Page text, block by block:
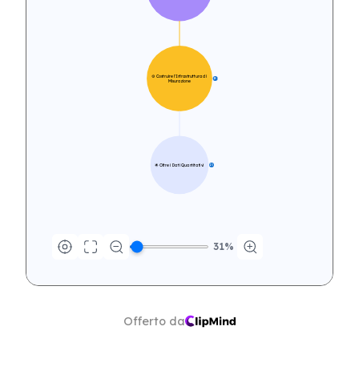
⚙️ Costruire l'Infrastruttura di
Misurazione
15
🌟 Oltre i Dati Quantitativi 15
31%
Offerto da